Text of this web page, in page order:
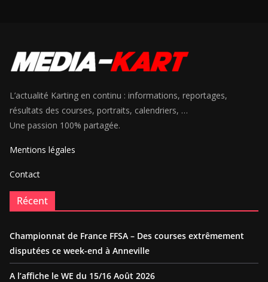
L’actualité Karting en continu : informations, reportages,
résultats des courses, portraits, calendriers, …
Une passion 100% partagée.
Mentions légales
Contact
Récent
Championnat de France FFSA – Des courses extrêmement
disputées ce week-end à Anneville
A l’affiche le WE du 15/16 Août 2026